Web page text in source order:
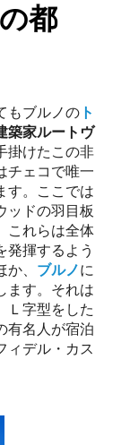
都
もブルノの ト
築家ルートヴ
掛けたこの非
チェコで唯一
す。ここでは
ッドの羽目板
これらは全体
発揮するよう
、 ブルノに
ます。それは
Ｌ字型をした
有名人が宿泊
ィデル・カス